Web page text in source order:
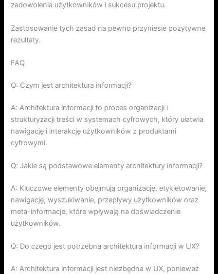
zadowolenia użytkowników i sukcesu projektu.
Zastosowanie tych zasad na pewno przyniesie pozytywne
rezultaty.
FAQ
Q: Czym jest architektura informacji?
A: Architektura informacji to proces organizacji i
strukturyzacji treści w systemach cyfrowych, który ułatwia
nawigację i interakcję użytkowników z produktami
cyfrowymi.
Q: Jakie są podstawowe elementy architektury informacji?
A: Kluczowe elementy obejmują organizację, etykietowanie,
nawigację, wyszukiwanie, przepływy użytkowników oraz
meta-informacje, które wpływają na doświadczenie
użytkowników.
Q: Do czego jest potrzebna architektura informacji w UX?
A: Architektura informacji jest niezbędna w UX, ponieważ